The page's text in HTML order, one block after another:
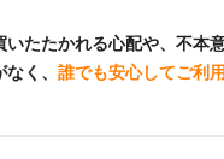
いたたかれる心配や、不本
く、 誰でも安心してご利